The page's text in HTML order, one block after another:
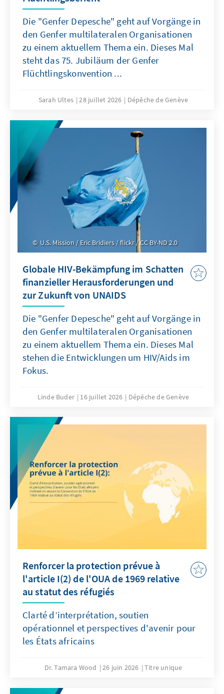
Die "Genfer Depesche" geht auf Vorgänge in
den Genfer multilateralen Organisationen
zu einem aktuellem Thema ein. Dieses Mal
steht das 75. Jubiläum der Genfer
Flüchtlingskonvention ...
Sarah Ultes 28 juillet 2026 Dépêche de Genève
U.S. Mission / Eric Bridiers / flickr / CC BY-ND 2.0
Globale HIV-Bekämpfung im Schatten
finanzieller Herausforderungen und
zur Zukunft von UNAIDS
Die "Genfer Depesche" geht auf Vorgänge in
den Genfer multilateralen Organisationen
zu einem aktuellem Thema ein. Dieses Mal
stehen die Entwicklungen um HIV/Aids im
Fokus.
Linde Buder 16 juillet 2026 Dépêche de Genève
Renforcer la protection prévue à
l'article I(2) de l'OUA de 1969 relative
au statut des réfugiés
Clarté d’interprétation, soutien
opérationnel et perspectives d'avenir pour
les États africains
Dr. Tamara Wood 26 juin 2026 Titre unique